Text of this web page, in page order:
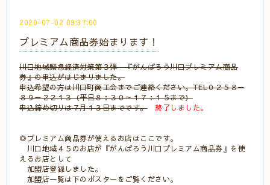
2020-07-02 09:37:00
プレミアム商品券始まります！
川口地域緊急経済対策第３弾 『がんばろう川口プレミアム商品
券』の申込がはじまりました。
申込希望の方は川口町商工会までご連絡ください。TEL０２５８－
８９－２２１３（平日８：３０～１７：１５まで）
申込締め切りは７月１３日までです。
終了しました。
◎プレミアム商品券が使えるお店はここです。
川口地域４５のお店が『がんばろう川口プレミアム商品券』を使
えるお店として
加盟店登録しました。
加盟店一覧は下のポスターをご覧ください。